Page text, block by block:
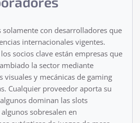
solamente con desarrolladores que
internacionales vigentes.
socios clave están empresas que
la sector mediante
visuales y mecánicas de gaming
Cualquier proveedor aporta su
dominan las slots
sobresalen en